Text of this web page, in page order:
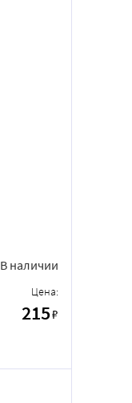
В наличии
Цена:
215₽